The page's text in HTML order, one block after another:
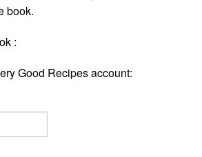
book.
:
Good Recipes account: